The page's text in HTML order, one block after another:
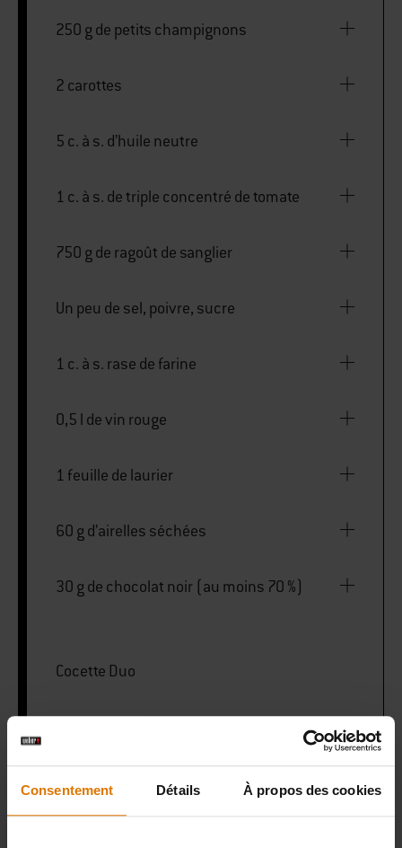
Consentement Détails À propos des cookies
250 g de petits champignons
2 carottes
5 c. à s. d’huile neutre
1 c. à s. de triple concentré de tomate
750 g de ragoût de sanglier
Un peu de sel, poivre, sucre
1 c. à s. rase de farine
0,5 l de vin rouge
1 feuille de laurier
60 g d’airelles séchées
30 g de chocolat noir (au moins 70 %)
Cocette Duo
PRINT THIS LIST